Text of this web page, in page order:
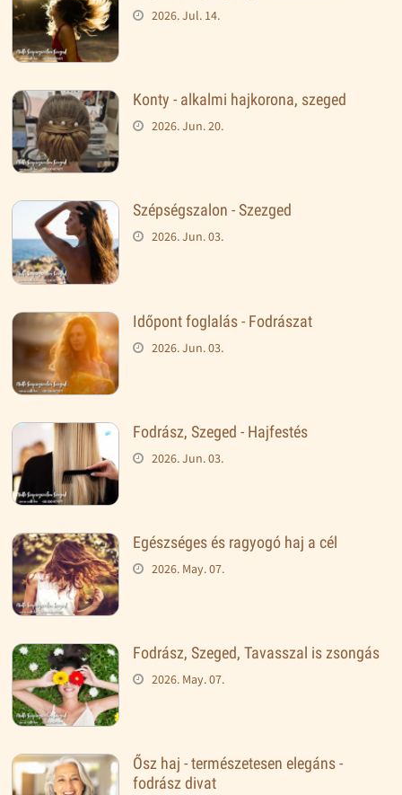
2026. Jul. 14.
Konty - alkalmi hajkorona, szeged
2026. Jun. 20.
Szépségszalon - Szezged
2026. Jun. 03.
Időpont foglalás - Fodrászat
2026. Jun. 03.
Fodrász, Szeged - Hajfestés
2026. Jun. 03.
Egészséges és ragyogó haj a cél
2026. May. 07.
Fodrász, Szeged, Tavasszal is zsongás
2026. May. 07.
Ősz haj - természetesen elegáns -
fodrász divat